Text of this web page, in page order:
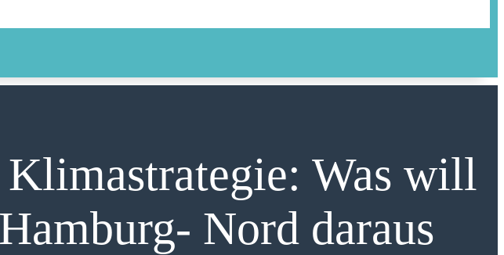
Was will
Nord daraus